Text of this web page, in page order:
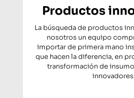
Productos
La búsqueda de productos
nosotros un equipo
importar de primera mano
que hacen la diferencia, en
transformación de